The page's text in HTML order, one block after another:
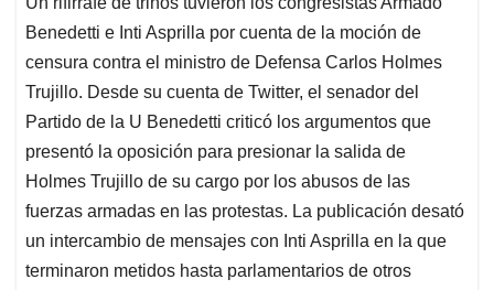
s
A
p
p
b
o
o
k
e
d
I
n
l
a
d
s
Benedetti e Inti Asprilla por cuenta de la moción de
censura contra el ministro de Defensa Carlos Holmes
Trujillo. Desde su cuenta de Twitter, el senador del
Partido de la U Benedetti criticó los argumentos que
presentó la oposición para presionar la salida de
Holmes Trujillo de su cargo por los abusos de las
fuerzas armadas en las protestas. La publicación desató
un intercambio de mensajes con Inti Asprilla en la que
terminaron metidos hasta parlamentarios de otros